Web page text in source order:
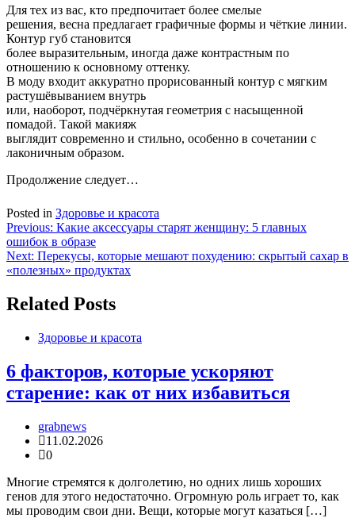
Для тех из вас, кто предпочитает более смелые
решения, весна предлагает графичные формы и чёткие линии.
Контур губ становится
более выразительным, иногда даже контрастным по
отношению к основному оттенку.
В моду входит аккуратно прорисованный контур с мягким
растушёвыванием внутрь
или, наоборот, подчёркнутая геометрия с насыщенной
помадой. Такой макияж
выглядит современно и стильно, особенно в сочетании с
лаконичным образом.
Продолжение следует…
Posted in Здоровье и красота
Навигация
по
записям
Previous: Какие аксессуары старят женщину: 5 главных
ошибок в образе
Next: Перекусы, которые мешают похудению: скрытый сахар в
«полезных» продуктах
Related Posts
Здоровье и красота
6 факторов, которые ускоряют
старение: как от них избавиться
grabnews
11.02.2026
0
Многие стремятся к долголетию, но одних лишь хороших
генов для этого недостаточно. Огромную роль играет то, как
мы проводим свои дни. Вещи, которые могут казаться […]